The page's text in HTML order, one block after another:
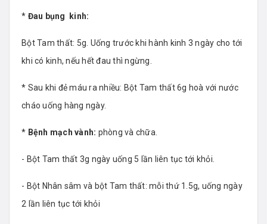
* Đau bụng kinh:
Bột Tam thất: 5g. Uống trước khi hành kinh 3 ngày cho tới
khi có kinh, nếu hết đau thì ngừng.
* Sau khi đẻ máu ra nhiều: Bột Tam thất 6g hoà với nước
cháo uống hàng ngày.
* Bệnh mạch vành: phòng và chữa.
- Bột Tam thất 3g ngày uống 5 lần liên tục tới khỏi.
- Bột Nhân sâm và bột Tam thất: mỗi thứ 1.5g, uống ngày
2 lần liên tục tới khỏi